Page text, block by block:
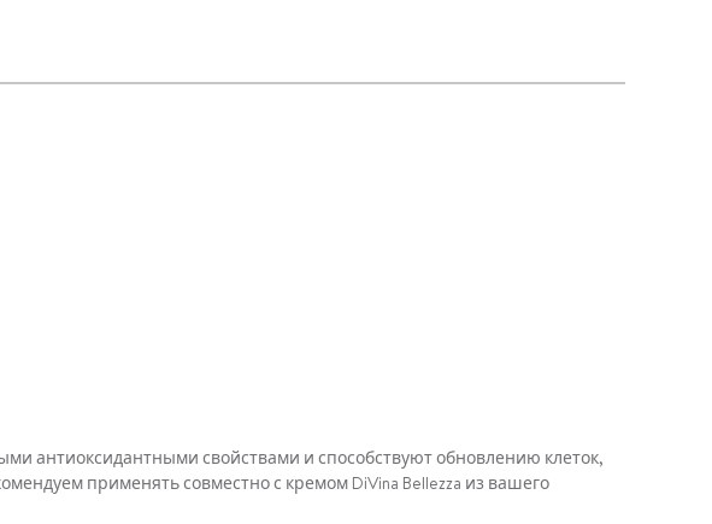
антиоксидантными свойствами и способствуют обновлению клеток,
применять совместно с кремом DiVina Bellezza из вашего